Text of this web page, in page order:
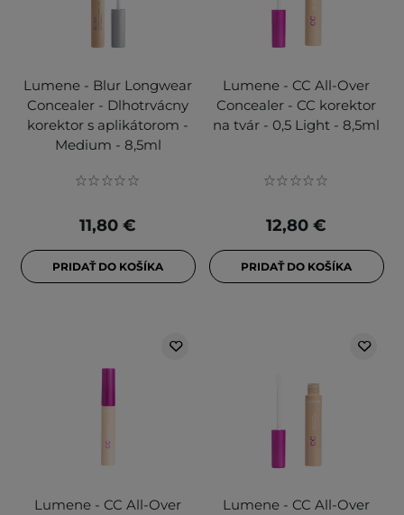
Lumene - Blur Longwear
Concealer - Dlhotrvácny
korektor s aplikátorom -
Medium - 8,5ml
11,80 €
PRIDAŤ DO KOŠÍKA
Lumene - CC All-Over
Concealer - CC korektor
na tvár - 0,5 Light - 8,5ml
12,80 €
PRIDAŤ DO KOŠÍKA
Lumene - CC All-Over
Lumene - CC All-Over